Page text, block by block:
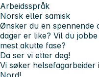
Arbeidsspråk
Norsk eller samisk
Ønsker du en spennende
dager er like? Vil du
mest akutte fase?
Da ser vi etter deg!
Vi søker
Nord!